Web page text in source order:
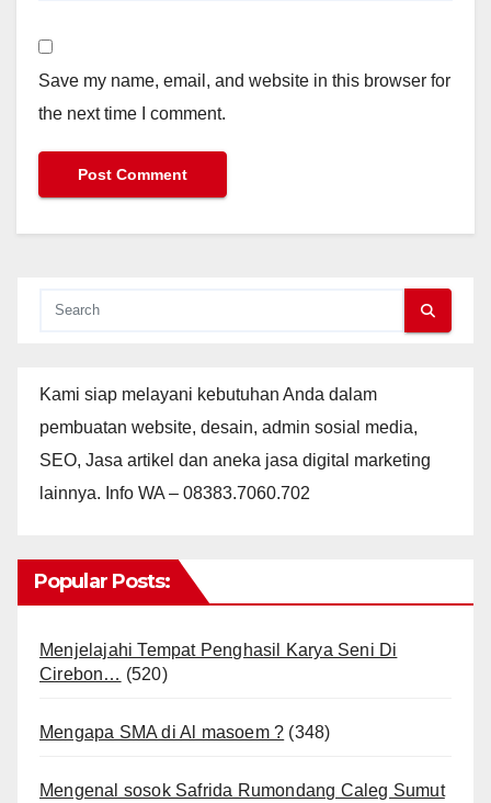
Save my name, email, and website in this browser for
the next time I comment.
Kami siap melayani kebutuhan Anda dalam
pembuatan website, desain, admin sosial media,
SEO, Jasa artikel dan aneka jasa digital marketing
lainnya. Info WA – 08383.7060.702
Popular Posts:
Menjelajahi Tempat Penghasil Karya Seni Di
Cirebon… (520)
Mengapa SMA di Al masoem ? (348)
Mengenal sosok Safrida Rumondang Caleg Sumut